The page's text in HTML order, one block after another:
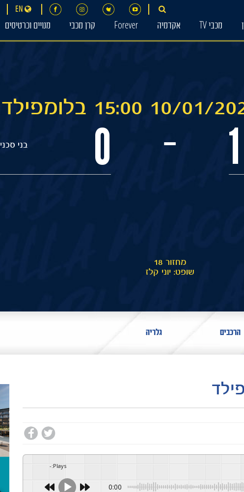
EN
מכבי TV אקדמיה Forever קרן מכבי מנויים וכרטיסים
1 בני 0 -
מחזור 18
שופט: יוני קלז
הרכבים גלריה
Plays
:
-
0:00